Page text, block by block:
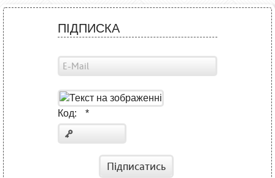
ПІДПИСКА
Код: *
Підписатись